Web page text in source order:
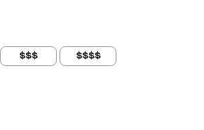
$$$ $$$$